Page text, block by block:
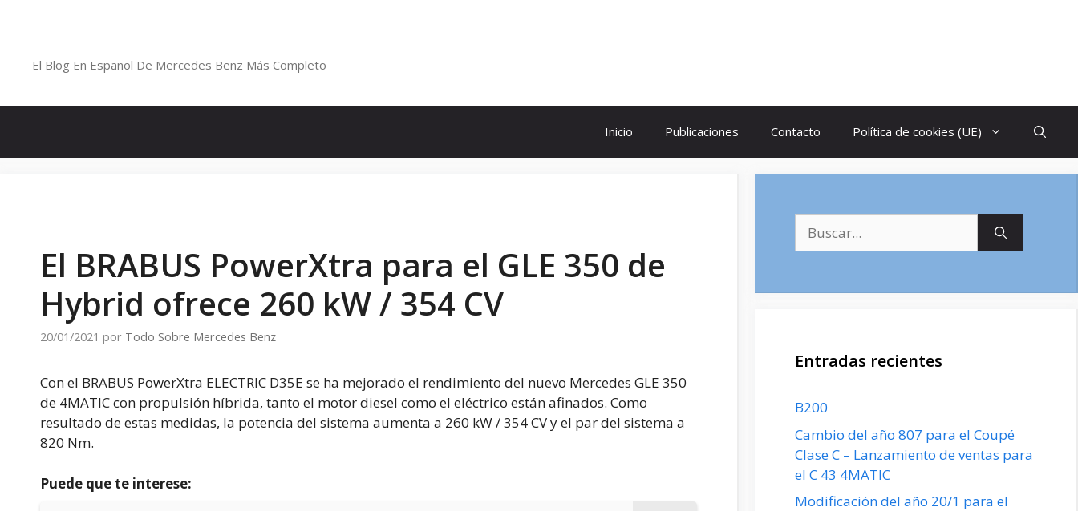
El Blog En Español De Mercedes Benz Más Completo
Inicio Publicaciones Contacto Política de cookies (UE)
El BRABUS PowerXtra para el GLE 350 de
Hybrid ofrece 260 kW / 354 CV
20/01/2021 por Todo Sobre Mercedes Benz
Con el BRABUS PowerXtra ELECTRIC D35E se ha mejorado el rendimiento del nuevo Mercedes GLE 350
de 4MATIC con propulsión híbrida, tanto el motor diesel como el eléctrico están afinados. Como
resultado de estas medidas, la potencia del sistema aumenta a 260 kW / 354 CV y el par del sistema a
820 Nm.
Puede que te interese:
Entradas recientes
B200
Cambio del año 807 para el Coupé
Clase C – Lanzamiento de ventas para
el C 43 4MATIC
Modificación del año 20/1 para el